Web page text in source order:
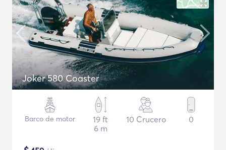
Joker 580 Coaster
Barco de motor
19 ft
6 m
10 Crucero 0